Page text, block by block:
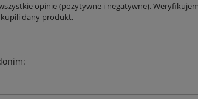
opinie (pozytywne i negatywne).
dany produkt.